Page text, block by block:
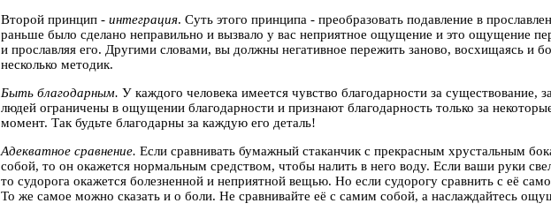
Второй принцип - интеграция. Суть этого принципа - преобразовать подавление в
раньше было сделано неправильно и вызвало у вас неприятное ощущение и это ощущение
и прославляя его. Другими словами, вы должны негативное пережить заново, восхищаясь и
несколько методик.
Быть благодарным. У каждого человека имеется чувство благодарности за
людей ограничены в ощущении благодарности и признают благодарность только за
момент. Так будьте благодарны за каждую его деталь!
Адекватное сравнение. Если сравнивать бумажный стаканчик с прекрасным хрустальным
собой, то он окажется нормальным средством, чтобы налить в него воду. Если ваши руки
то судорога окажется болезненной и неприятной вещью. Но если судорогу сравнить с её
То же самое можно сказать и о боли. Не сравнивайте её с самим собой, а наслаждайтесь